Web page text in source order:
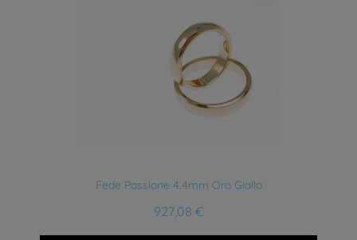
Anteprima
Fede Passione 4.4mm Oro Giallo
927,08 €